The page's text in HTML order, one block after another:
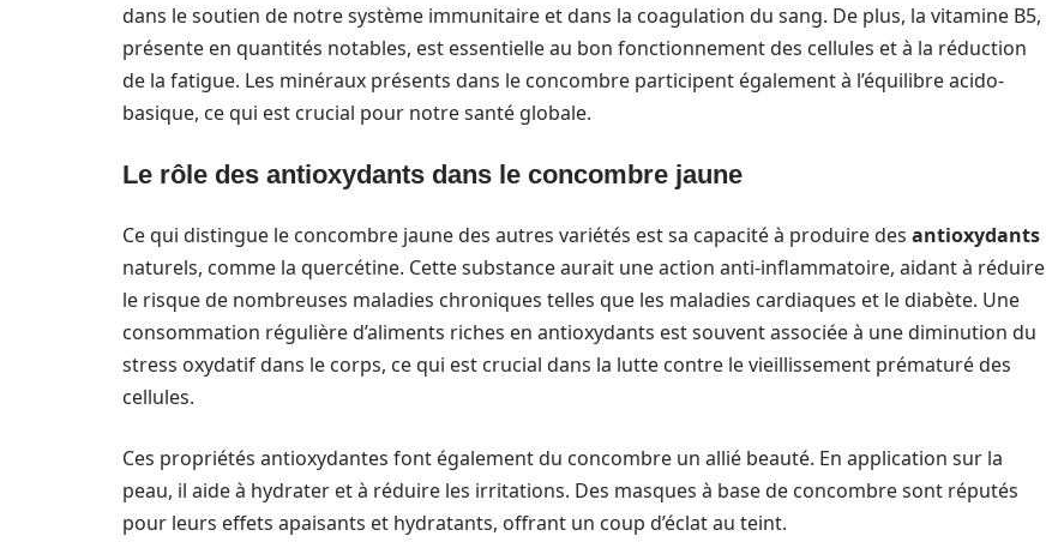
dans le soutien de notre système immunitaire et dans la coagulation du sang. De plus, la vitamine B5,
présente en quantités notables, est essentielle au bon fonctionnement des cellules et à la réduction
de la fatigue. Les minéraux présents dans le concombre participent également à l’équilibre acido-
basique, ce qui est crucial pour notre santé globale.
Le rôle des antioxydants dans le concombre jaune
Ce qui distingue le concombre jaune des autres variétés est sa capacité à produire des antioxydants
naturels, comme la quercétine. Cette substance aurait une action anti-inflammatoire, aidant à réduire
le risque de nombreuses maladies chroniques telles que les maladies cardiaques et le diabète. Une
consommation régulière d’aliments riches en antioxydants est souvent associée à une diminution du
stress oxydatif dans le corps, ce qui est crucial dans la lutte contre le vieillissement prématuré des
cellules.
Ces propriétés antioxydantes font également du concombre un allié beauté. En application sur la
peau, il aide à hydrater et à réduire les irritations. Des masques à base de concombre sont réputés
pour leurs effets apaisants et hydratants, offrant un coup d’éclat au teint.